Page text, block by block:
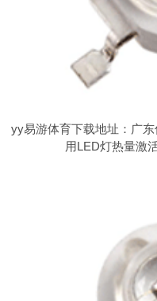
yy易游体育下载地址：广
用LED灯热量激